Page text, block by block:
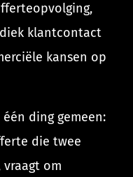
klantcontact
kansen op
ding gemeen:
die twee
vraagt om